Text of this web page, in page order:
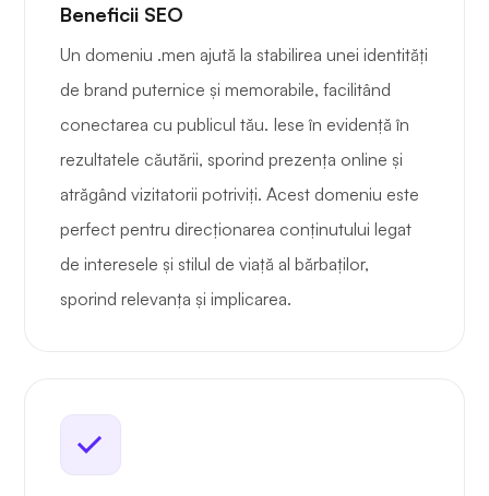
Beneficii SEO
Un domeniu .men ajută la stabilirea unei identități
de brand puternice și memorabile, facilitând
conectarea cu publicul tău. Iese în evidență în
rezultatele căutării, sporind prezența online și
atrăgând vizitatorii potriviți. Acest domeniu este
perfect pentru direcționarea conținutului legat
de interesele și stilul de viață al bărbaților,
sporind relevanța și implicarea.